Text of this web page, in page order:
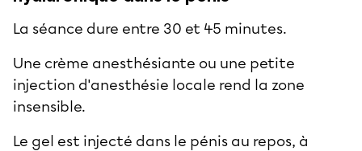
La séance dure entre 30 et 45 minutes.
Une crème anesthésiante ou une petite
injection d'anesthésie locale rend la zone
insensible.
Le gel est injecté dans le pénis au repos, à